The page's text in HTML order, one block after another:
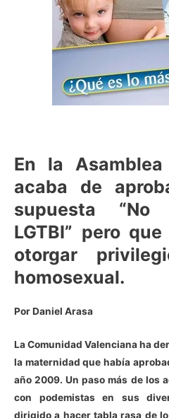
En la
acaba de
supuesta “No
LGTBI” pero
otorgar
homosexual.
Por Daniel Arasa
La Comunidad Valenciana ha
la maternidad que había
año 2009. Un paso más de los
con podemistas en sus
dirigido a hacer tabla rasa de